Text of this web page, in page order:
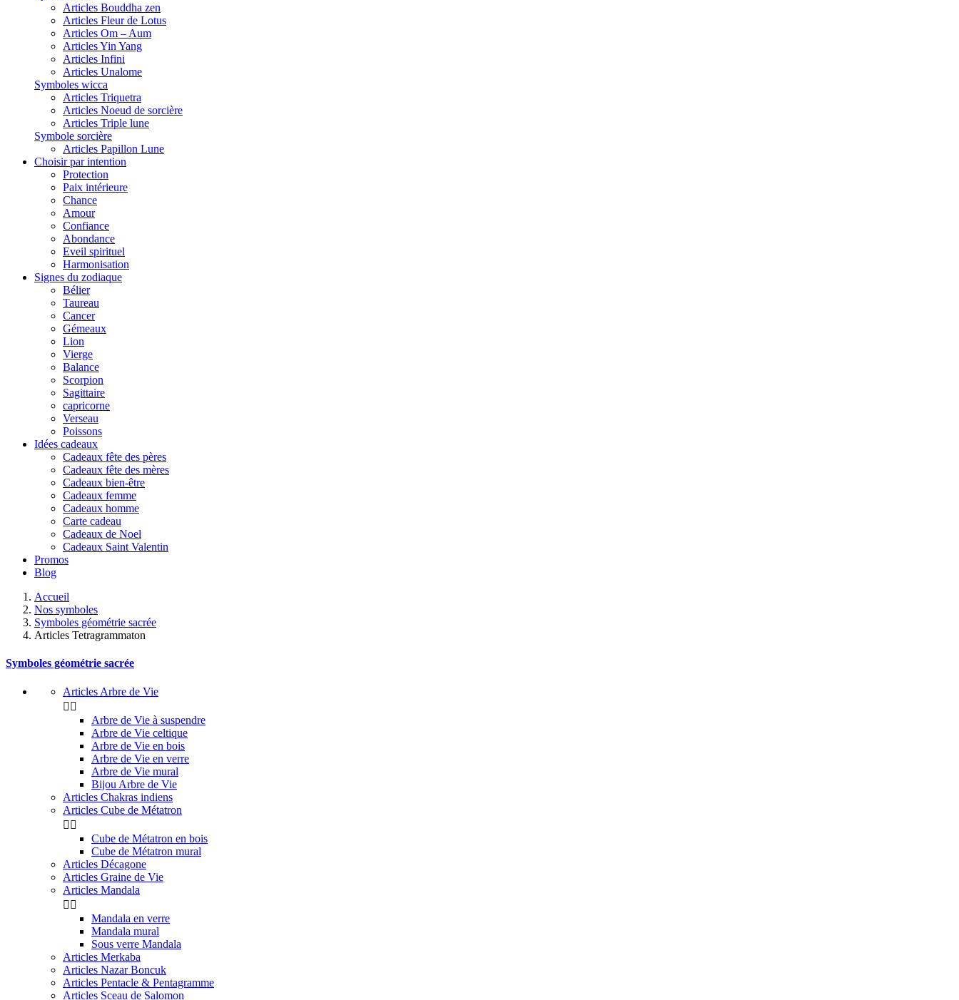
Articles Bouddha zen
Articles Fleur de Lotus
Articles Om – Aum
Articles Yin Yang
Articles Infini
Articles Unalome
Symboles wicca
Articles Triquetra
Articles Noeud de sorcière
Articles Triple lune
Symbole sorcière
Articles Papillon Lune
Choisir par intention
Protection
Paix intérieure
Chance
Amour
Confiance
Abondance
Eveil spirituel
Harmonisation
Signes du zodiaque
Bélier
Taureau
Cancer
Gémeaux
Lion
Vierge
Balance
Scorpion
Sagittaire
capricorne
Verseau
Poissons
Idées cadeaux
Cadeaux fête des pères
Cadeaux fête des mères
Cadeaux bien-être
Cadeaux femme
Cadeaux homme
Carte cadeau
Cadeaux de Noel
Cadeaux Saint Valentin
Promos
Blog
Accueil
Nos symboles
Symboles géométrie sacrée
Articles Tetragrammaton
Symboles géométrie sacrée
Articles Arbre de Vie
 
Arbre de Vie à suspendre
Arbre de Vie celtique
Arbre de Vie en bois
Arbre de Vie en verre
Arbre de Vie mural
Bijou Arbre de Vie
Articles Chakras indiens
Articles Cube de Métatron
 
Cube de Métatron en bois
Cube de Métatron mural
Articles Décagone
Articles Graine de Vie
Articles Mandala
 
Mandala en verre
Mandala mural
Sous verre Mandala
Articles Merkaba
Articles Nazar Boncuk
Articles Pentacle & Pentagramme
Articles Sceau de Salomon